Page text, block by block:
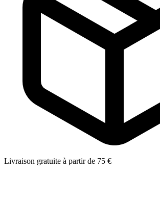
Livraison gratuite à partir de 75 €